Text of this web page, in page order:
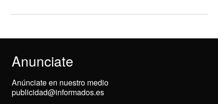
Anunciate
Anúnciate en nuestro medio
publicidad@informados.es